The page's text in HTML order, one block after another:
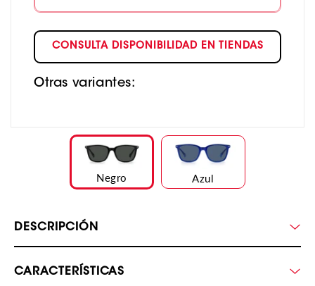
CONSULTA DISPONIBILIDAD EN TIENDAS
Otras variantes:
Negro Azul
DESCRIPCIÓN
CARACTERÍSTICAS